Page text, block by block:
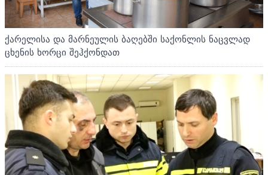
ქარელისა და მარნეულის ბაღებში საქონლის ნაცვლად
ცხენის ხორცი შეჰქონდათ